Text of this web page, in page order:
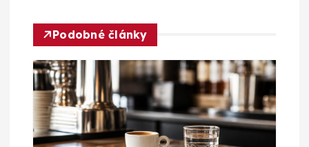
p
r
o
p
Podobné články